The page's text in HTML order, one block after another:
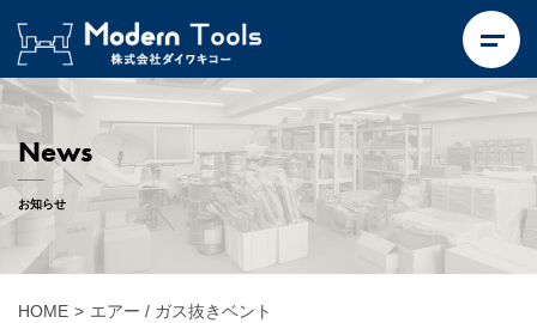
News
お知らせ
HOME > エアー / ガス抜きベント